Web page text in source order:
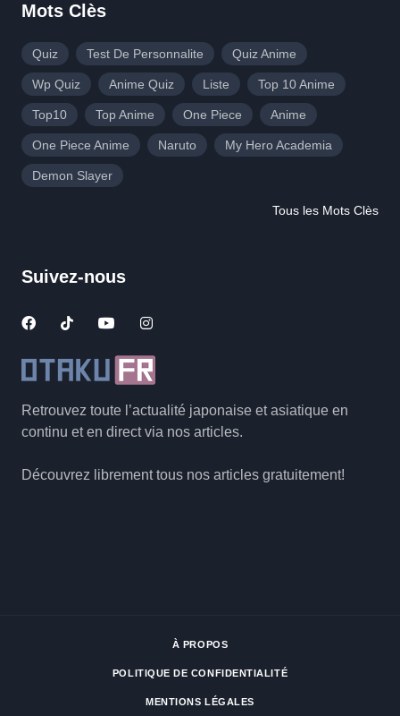
Retrouvez toute l’actualité japonaise et asiatique en
continu et en direct via nos articles.
Découvrez librement tous nos articles gratuitement!
Mots Clès
Quiz Test De Personnalite Quiz Anime
Wp Quiz Anime Quiz Liste Top 10 Anime
Top10 Top Anime One Piece Anime
One Piece Anime Naruto My Hero Academia
Demon Slayer
Tous les Mots Clès
Suivez-nous
À PROPOS
POLITIQUE DE CONFIDENTIALITÉ
MENTIONS LÉGALES